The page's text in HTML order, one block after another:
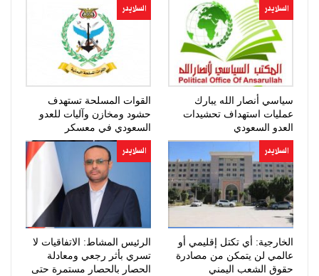
السلايدر
سياسي أنصار الله يبارك
عمليات استهداف تحشيدات
العدو السعودي
السلايدر
القوات المسلحة تستهدف
حشود ومخازن وآليات للعدو
السعودي في معسكر
“صحن…
السلايدر
الخارجية: أي تكتل إقليمي أو
عالمي لن يتمكن من مصادرة
حقوق الشعب اليمني
السلايدر
الرئيس المشاط: الاتفاقيات لا
تسري بأثر رجعي ومعادلة
الحصار بالحصار مستمرة حتى